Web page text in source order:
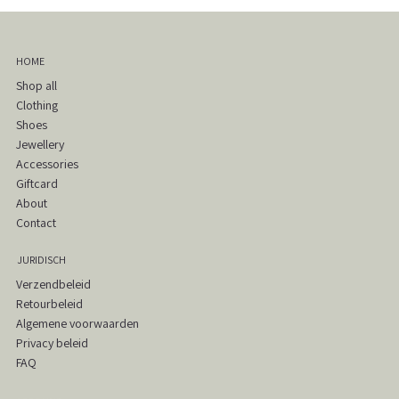
HOME
Shop all
Clothing
Shoes
Jewellery
Accessories
Giftcard
About
Contact
JURIDISCH
Verzendbeleid
Retourbeleid
Algemene voorwaarden
Privacy beleid
FAQ